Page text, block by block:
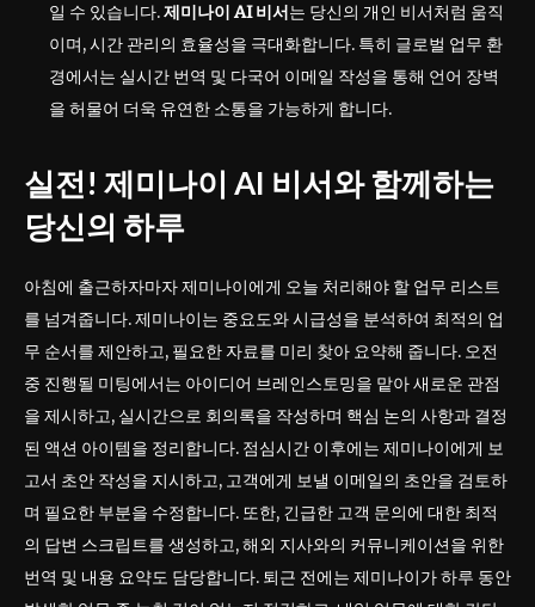
일 수 있습니다.제미나이 AI 비서는 당신의 개인 비서처럼 움직
이며, 시간 관리의 효율성을 극대화합니다. 특히 글로벌 업무 환
경에서는 실시간 번역 및 다국어 이메일 작성을 통해 언어 장벽
을 허물어 더욱 유연한 소통을 가능하게 합니다.
실전! 제미나이 AI 비서와 함께하는
당신의 하루
아침에 출근하자마자 제미나이에게 오늘 처리해야 할 업무 리스트
를 넘겨줍니다. 제미나이는 중요도와 시급성을 분석하여 최적의 업
무 순서를 제안하고, 필요한 자료를 미리 찾아 요약해 줍니다. 오전
중 진행될 미팅에서는 아이디어 브레인스토밍을 맡아 새로운 관점
을 제시하고, 실시간으로 회의록을 작성하며 핵심 논의 사항과 결정
된 액션 아이템을 정리합니다. 점심시간 이후에는 제미나이에게 보
고서 초안 작성을 지시하고, 고객에게 보낼 이메일의 초안을 검토하
며 필요한 부분을 수정합니다. 또한, 긴급한 고객 문의에 대한 최적
의 답변 스크립트를 생성하고, 해외 지사와의 커뮤니케이션을 위한
번역 및 내용 요약도 담당합니다. 퇴근 전에는 제미나이가 하루 동안